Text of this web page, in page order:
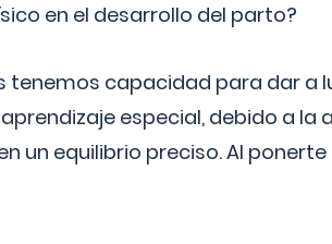
en el desarrollo del parto?
capacidad para dar a
especial, debido a la
un equilibrio preciso. Al